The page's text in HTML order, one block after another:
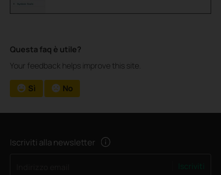
Questa faq è utile?
Your feedback helps improve this site.
Sì No
Iscriviti alla newsletter